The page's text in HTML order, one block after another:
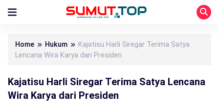
Home Hukum
Kajatisu Harli Siregar Terima Satya
Lencana Wira Karya dari Presiden
Kajatisu Harli Siregar Terima Satya Lencana
Wira Karya dari Presiden